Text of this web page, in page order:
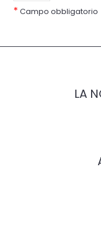
* Campo obbligatorio
LA